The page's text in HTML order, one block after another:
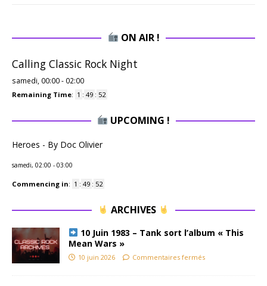
ON AIR !
Calling Classic Rock Night
samedi, 00:00- 02:00
Remaining Time: 1 : 49 : 51
UPCOMING !
Heroes - By Doc Olivier
samedi, 02:00 - 03:00
Commencing in: 1 : 49 : 51
ARCHIVES
10 Juin 1983 – Tank sort l’album « This
Mean Wars »
10 juin 2026 Commentaires fermés